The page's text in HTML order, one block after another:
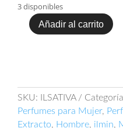
3 disponibles
Ilmin
cantidad
Añadir al carrito
SKU: ILSATIVA
Perfumes para Mujer,
Extracto, Hombre, ilmin,